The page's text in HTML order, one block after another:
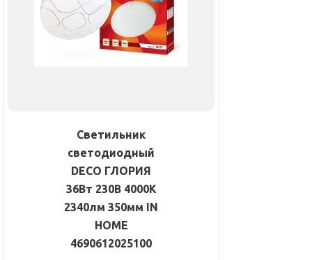
Светильник
светодиодный
DECO ГЛОРИЯ
36Вт 230В 4000К
2340лм 350мм IN
HOME
4690612025100